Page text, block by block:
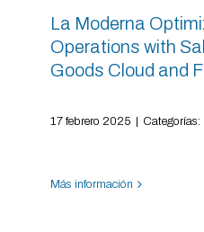
La Moderna
Operations with
Goods Cloud and
17 febrero 2025 | Categorías:
Más información